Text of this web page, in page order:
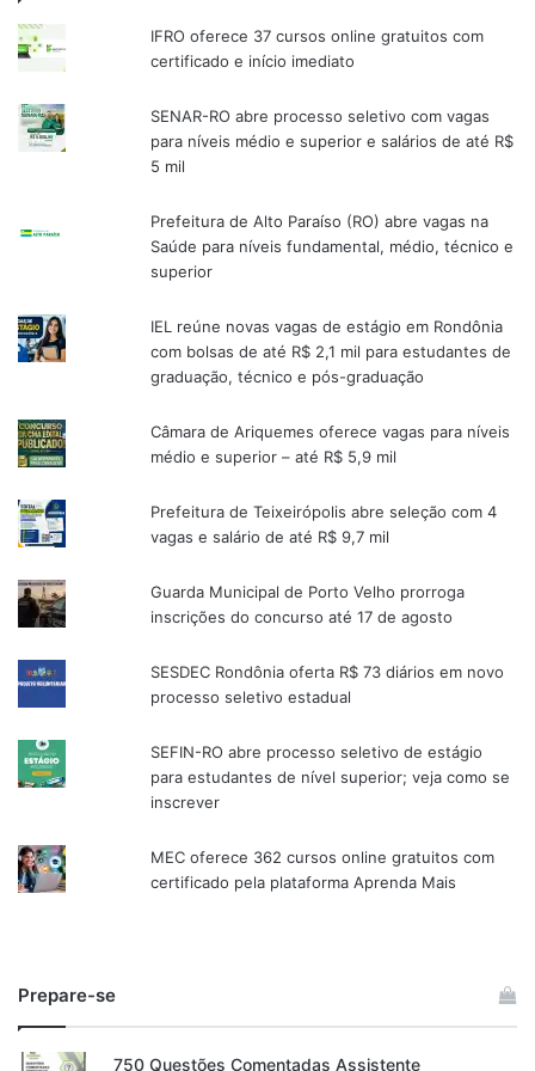
IFRO oferece 37 cursos online gratuitos com
certificado e início imediato
SENAR-RO abre processo seletivo com vagas
para níveis médio e superior e salários de até R$
5 mil
Prefeitura de Alto Paraíso (RO) abre vagas na
Saúde para níveis fundamental, médio, técnico e
superior
IEL reúne novas vagas de estágio em Rondônia
com bolsas de até R$ 2,1 mil para estudantes de
graduação, técnico e pós-graduação
Câmara de Ariquemes oferece vagas para níveis
médio e superior – até R$ 5,9 mil
Prefeitura de Teixeirópolis abre seleção com 4
vagas e salário de até R$ 9,7 mil
Guarda Municipal de Porto Velho prorroga
inscrições do concurso até 17 de agosto
SESDEC Rondônia oferta R$ 73 diários em novo
processo seletivo estadual
SEFIN-RO abre processo seletivo de estágio
para estudantes de nível superior; veja como se
inscrever
MEC oferece 362 cursos online gratuitos com
certificado pela plataforma Aprenda Mais
Prepare-se
750 Questões Comentadas Assistente